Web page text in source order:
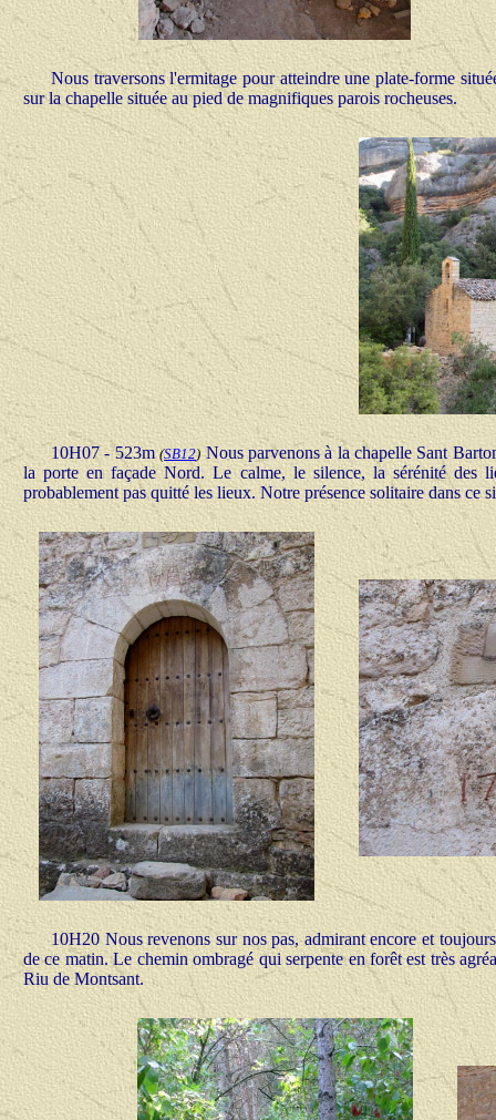
Nous traversons l'ermitage pour atteindre une plate-forme
sur la chapelle située au pied de magnifiques parois rocheuses.
10H07 - 523m(SB12) Nous parvenons à la chapelle Sant
la porte en façade Nord. Le calme, le silence, la sérénité des
probablement pas quitté les lieux. Notre présence solitaire dans ce
10H20 Nous revenons sur nos pas, admirant encore et
de ce matin. Le chemin ombragé qui serpente en forêt est très
Riu de Montsant.